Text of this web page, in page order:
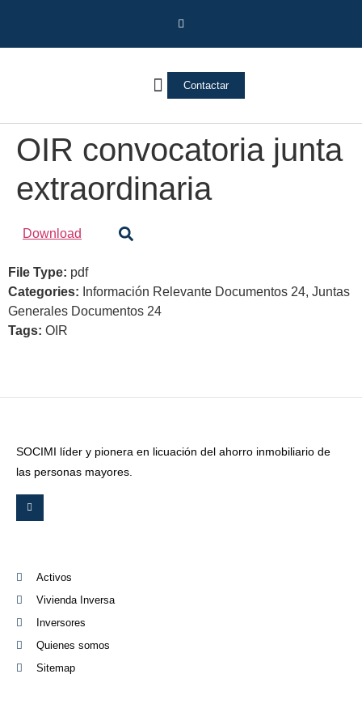
Contactar
OIR convocatoria junta
extraordinaria
Download
File Type: pdf
Categories: Información Relevante Documentos 24, Juntas
Generales Documentos 24
Tags: OIR
SOCIMI líder y pionera en licuación del ahorro inmobiliario de
las personas mayores.
Activos
Vivienda Inversa
Inversores
Quienes somos
Sitemap